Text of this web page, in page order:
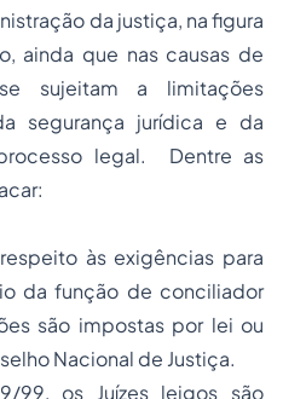
da justiça, na figura
ainda que nas causas de
sujeitam a limitações
segurança jurídica e da
legal. Dentre as
às exigências para
da função de conciliador
são impostas por lei ou
Nacional de Justiça.
99, os Juízes leigos são